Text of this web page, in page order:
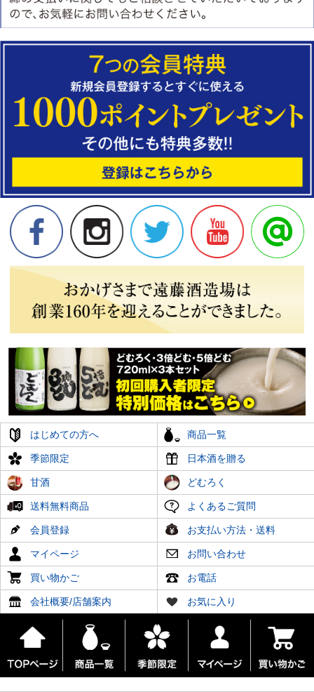
はじめての方へ 商品一覧
季節限定 日本酒を贈る
甘酒 どむろく
送料無料商品 よくあるご質問
会員登録 お支払い方法・送料
マイページ お問い合わせ
買い物かご お電話
会社概要/店舗案内 お気に入り